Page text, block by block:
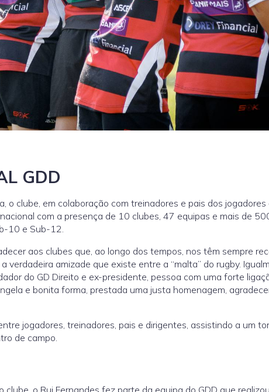
GDD
o clube, em colaboração com treinadores e pais dos jogadores
com a presença de 10 clubes, 47 equipas e mais de
10 e Sub-12.
aos clubes que, ao longo dos tempos, nos têm sempre
amizade que existe entre a “malta” do rugby.
do GD Direito e ex-presidente, pessoa com uma forte
e bonita forma, prestada uma justa homenagem,
jogadores, treinadores, pais e dirigentes, assistindo a um
de campo.
o Rui Fernandes fez parte da equipa do GDD que